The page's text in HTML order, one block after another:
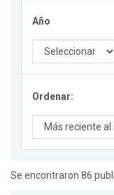
Año
Ordenar:
Se encontraron 86